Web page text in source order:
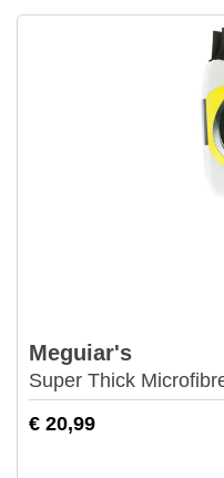
Meguiar's
Super Thick
€ 20,99